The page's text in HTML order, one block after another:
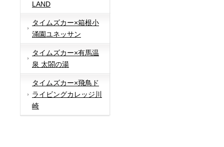
LAND
タイムズカー×箱根小
涌園ユネッサン
タイムズカー×有馬温
泉 太閤の湯
タイムズカー×飛鳥ド
ライビングカレッジ川
崎